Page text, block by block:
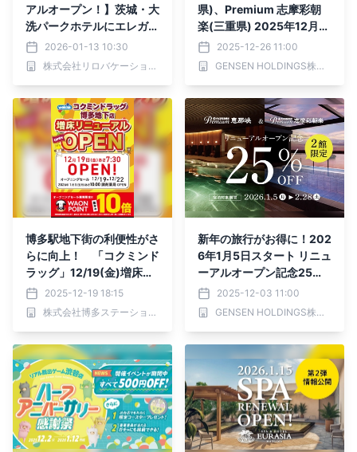
アルオープン！】茨城・大
洗パークホテルにエレガン
トな湯上りラウンジやレス
トランが誕生
2026-01-13 10:30
株式会社リロバケーションズ
県)、Premium 志摩彩朝
楽(三重県) 2025年12月2
6日(金)同時リニューアル
オープン！
2025-12-26 11:00
GENSEN HOLDINGS株式会社
博多駅地下街の利便性がさ
らに向上！ 「コクミンド
ラッグ」12/19(金)増床リ
ニューアルオープン！
2025-12-19 18:15
株式会社博多ステーションビル
新年の旅行がお得に！202
6年1月5日スタート リニュ
ーアルオープン記念25％
OFFキャンペーン 【Premi
um 恵那峡・Premium 志
摩彩朝楽】
2025-12-03 11:00
GENSEN HOLDINGS株式会社